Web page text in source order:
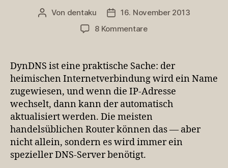
Beitragsautor
Von dentaku Veröffentlichungsdatum
16. November 2013
8 Kommentarezu
DynDNS-
Service
betreiben
DynDNS ist eine praktische Sache: der
heimischen Internetverbindung wird ein Name
zugewiesen, und wenn die IP-Adresse
wechselt, dann kann der automatisch
aktualisiert werden. Die meisten
handelsüblichen Router können das — aber
nicht allein, sondern es wird immer ein
spezieller DNS-Server benötigt.